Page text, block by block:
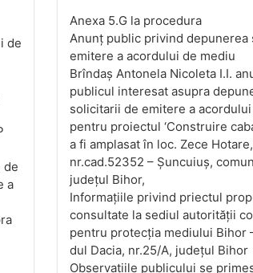
de
de
a
Anexa 5.G la procedura
Anunț public privind depunerea
emitere a acordului de mediu
Brîndaș Antonela Nicoleta I.I.
publicul interesat asupra
solicitarii de emitere a
pentru proiectul ‘Construire
a fi amplasat în loc. Zece
nr.cad.52352 – Șuncuiuș,
județul Bihor,
Informațiile privind priectul
consultate la sediul autorității
pentru protecția mediului Bihor
dul Dacia, nr.25/A, județul Bihor
Observațiile publicului se